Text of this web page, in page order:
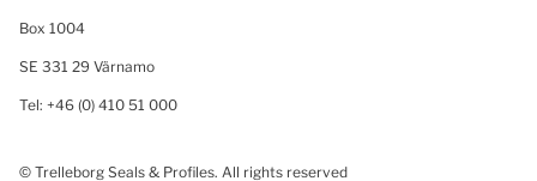
Box 1004
SE 331 29 Värnamo
Tel: +46 (0) 410 51 000
© Trelleborg Seals & Profiles. All rights reserved